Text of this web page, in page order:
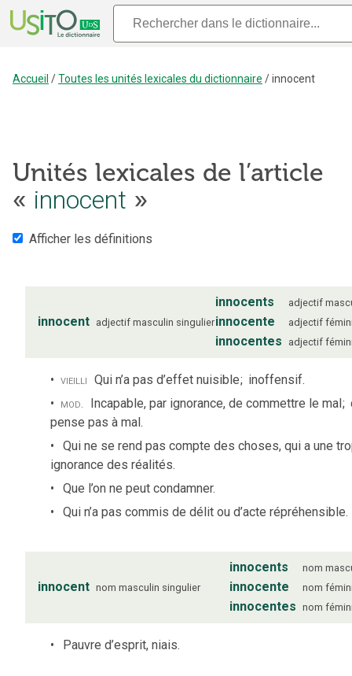
Accueil /Toutes les unités lexicales du dictionnaire /innocent
Unités lexicales de l’article
« innocent »
Afficher les définitions
innocent adjectif masculin singulier
innocents adjectif
innocente adjectif
innocentes adjectif
vieilli Qui n’a pas d’effet nuisible; inoffensif.
mod. Incapable, par ignorance, de commettre le mal;
pense pas à mal.
Qui ne se rend pas compte des choses, qui a une
ignorance des réalités.
Que l’on ne peut condamner.
Qui n’a pas commis de délit ou d’acte répréhensible.
innocent nom masculin singulier
innocents nom
innocente nom
innocentes nom
Pauvre d’esprit, niais.